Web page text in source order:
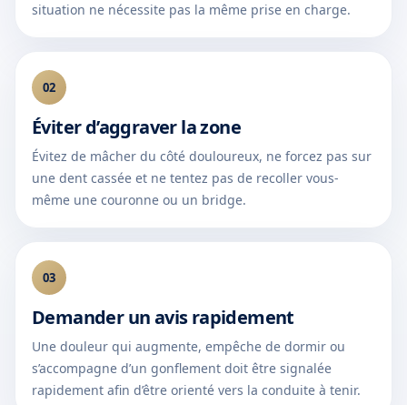
situation ne nécessite pas la même prise en charge.
02
Éviter d’aggraver la zone
Évitez de mâcher du côté douloureux, ne forcez pas sur
une dent cassée et ne tentez pas de recoller vous-
même une couronne ou un bridge.
03
Demander un avis rapidement
Une douleur qui augmente, empêche de dormir ou
s’accompagne d’un gonflement doit être signalée
rapidement afin d’être orienté vers la conduite à tenir.